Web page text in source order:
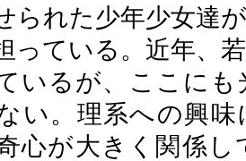
られた少年少女達
っている。近年、
いるが、ここに
い。理系への興
心が大きく関係し